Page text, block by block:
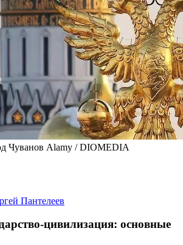
Чуванов Alamy / DIOMEDIA
Пантелеев
цивилизация: основные